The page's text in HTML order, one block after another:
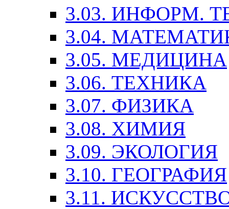
3.03. ИНФОРМ.
3.04.
3.05. МЕДИЦИНА
3.06. ТЕХНИКА
3.07. ФИЗИКА
3.08. ХИМИЯ
3.09. ЭКОЛОГИЯ
3.10. ГЕОГРАФИЯ
3.11.